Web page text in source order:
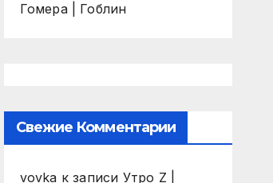
Гомера | Гоблин
Свежие Комментарии
vovka к записи Утро Z |